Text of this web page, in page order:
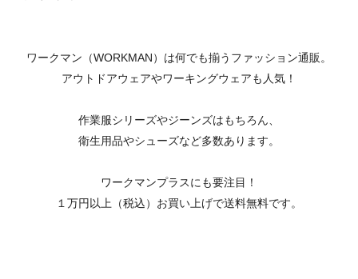
ワークマン（WORKMAN）は何でも揃うファッション通販。
アウトドアウェアやワーキングウェアも人気！
作業服シリーズやジーンズはもちろん、
衛生用品やシューズなど多数あります。
ワークマンプラスにも要注目！
１万円以上（税込）お買い上げで送料無料です。